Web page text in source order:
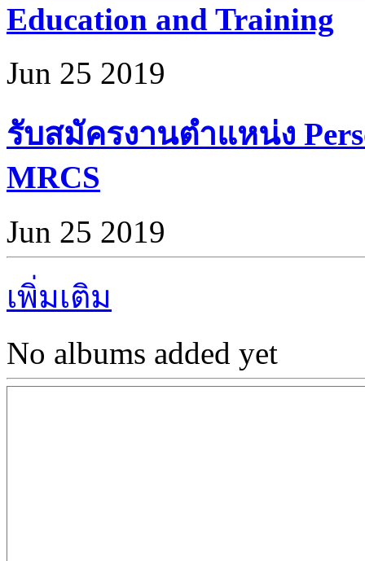
Education and Training
Jun 25 2019
รับสมัครงานตำแหน่ง
MRCS
Jun 25 2019
เพิ่มเติม
No albums added yet